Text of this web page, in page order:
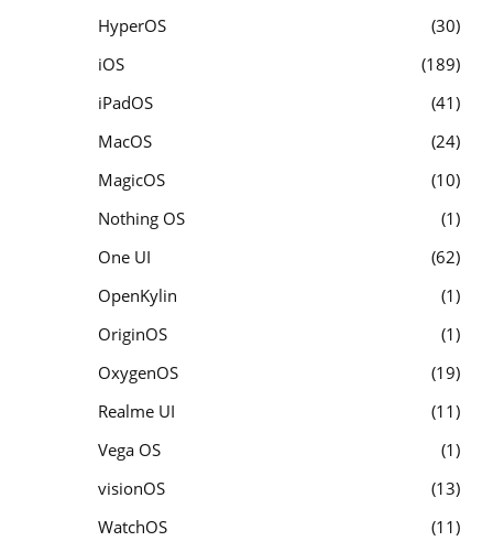
HyperOS
30
iOS
189
iPadOS
41
MacOS
24
MagicOS
10
Nothing OS
1
One UI
62
OpenKylin
1
OriginOS
1
OxygenOS
19
Realme UI
11
Vega OS
1
visionOS
13
WatchOS
11